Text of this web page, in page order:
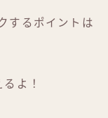
するポイントは
よ！